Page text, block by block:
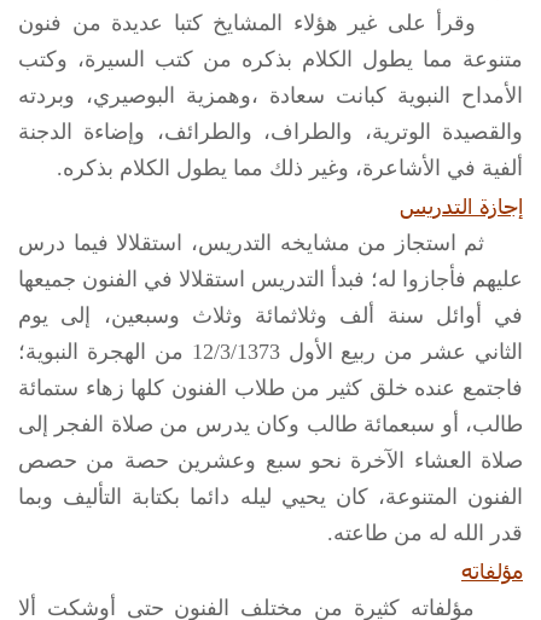
وقرأ على غير هؤلاء المشايخ كتبا عديدة من فنون
متنوعة مما يطول الكلام بذكره من كتب السيرة، وكتب
الأمداح النبوية كبانت سعادة ،وهمزية البوصيري، وبردته
والقصيدة الوترية، والطراف، والطرائف، وإضاءة الدجنة
ألفية في الأشاعرة، وغير ذلك مما يطول الكلام بذكره.
إجازة التدريس
ثم استجاز من مشايخه التدريس، استقلالا فيما درس
عليهم فأجازوا له؛ فبدأ التدريس استقلالا في الفنون جميعها
في أوائل سنة ألف وثلاثمائة وثلاث وسبعين، إلى يوم
الثاني عشر من ربيع الأول 12/3/1373 من الهجرة النبوية؛
فاجتمع عنده خلق كثير من طلاب الفنون كلها زهاء ستمائة
طالب، أو سبعمائة طالب وكان يدرس من صلاة الفجر إلى
صلاة العشاء الآخرة نحو سبع وعشرين حصة من حصص
الفنون المتنوعة، كان يحيي ليله دائما بكتابة التأليف وبما
قدر الله له من طاعته.
مؤلفاته
مؤلفاته كثيرة من مختلف الفنون حتى أوشكت ألا